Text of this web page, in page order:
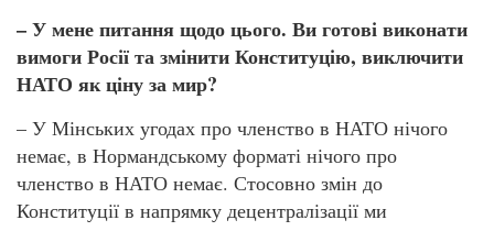
– У мене питання щодо цього. Ви готові виконати
вимоги Росії та змінити Конституцію, виключити
НАТО як ціну за мир?
– У Мінських угодах про членство в НАТО нічого
немає, в Нормандському форматі нічого про
членство в НАТО немає. Стосовно змін до
Конституції в напрямку децентралізації ми